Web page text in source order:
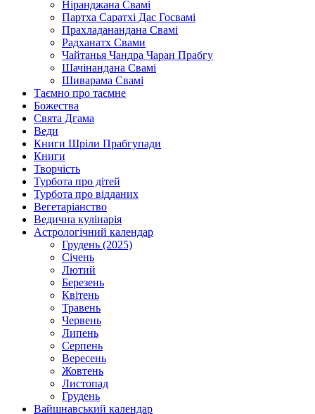
Ніранджана Свамі
Партха Саратхі Дас Госвамі
Прахладанандана Свамі
Радханатх Свами
Чайтанья Чандра Чаран Прабгу
Шачінандана Свамі
Шиварама Свамі
Таємно про таємне
Божества
Свята Дгама
Веди
Книги Шріли Прабгупади
Книги
Творчість
Турбота про дітей
Турбота про відданих
Вегетаріанство
Ведична кулінарія
Астрологічний календар
Грудень (2025)
Січень
Лютий
Березень
Квітень
Травень
Червень
Липень
Серпень
Вересень
Жовтень
Листопад
Грудень
Вайшнавський календар